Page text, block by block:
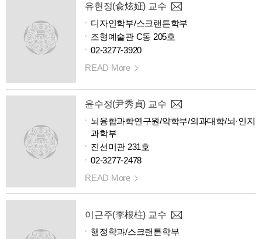
유현정(兪炫姃) 교수
디자인학부/스크랜튼학부
조형예술관 C동 205호
02-3277-3920
READ More
윤수정(尹秀貞) 교수
뇌융합과학연구원/약학부/의과대학/뇌·인지
과학부
진선미관 231호
02-3277-2478
READ More
이근주(李根柱) 교수
행정학과/스크랜튼학부